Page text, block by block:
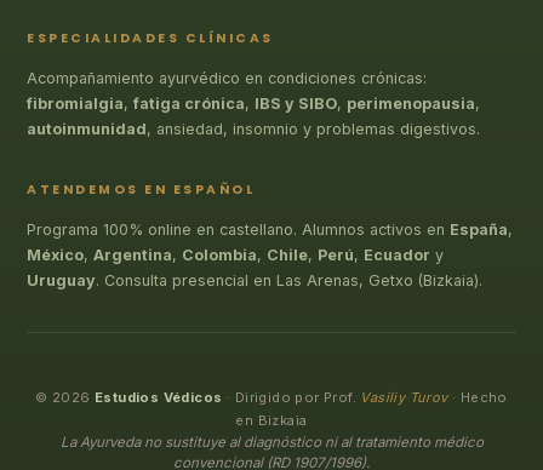
ESPECIALIDADES CLÍNICAS
Acompañamiento ayurvédico en condiciones crónicas:
fibromialgia,fatiga crónica, IBS y SIBO, perimenopausia,
autoinmunidad, ansiedad, insomnio y problemas digestivos.
ATENDEMOS EN ESPAÑOL
Programa 100% online en castellano. Alumnos activos en España,
México, Argentina, Colombia, Chile, Perú, Ecuador y
Uruguay. Consulta presencial en Las Arenas, Getxo (Bizkaia).
© 2026 Estudios Védicos · Dirigido por Prof. Vasiliy Turov· Hecho
en Bizkaia
La Ayurveda no sustituye al diagnóstico ni al tratamiento médico
convencional (RD 1907/1996).